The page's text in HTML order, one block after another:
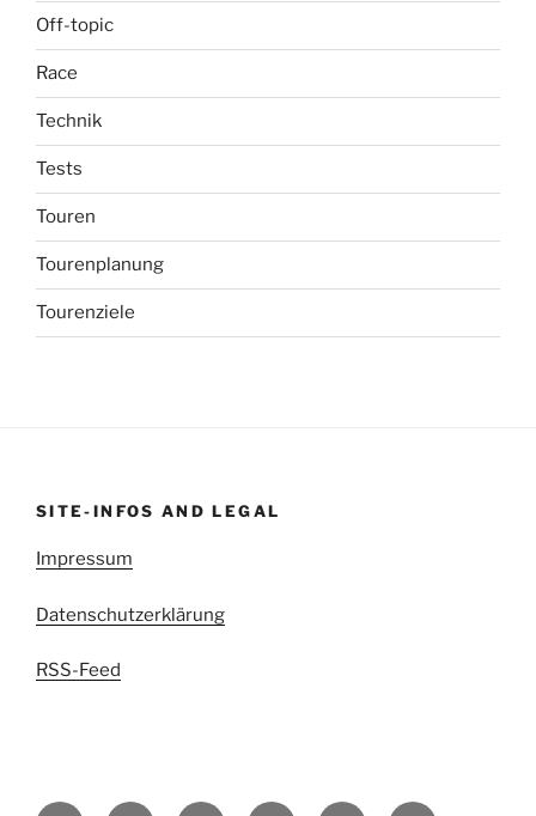
Off-topic
Race
Technik
Tests
Touren
Tourenplanung
Tourenziele
SITE-INFOS AND LEGAL
Impressum
Datenschutzerklärung
RSS-Feed